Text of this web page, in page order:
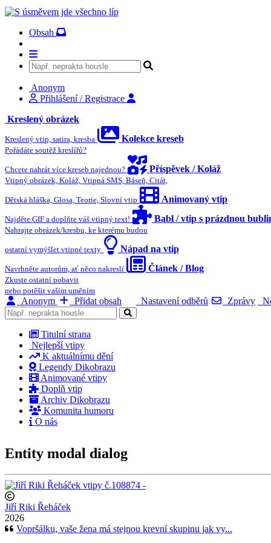
Obsah
Anonym
Přihlášení / Registrace
Kreslený obrázek
Kreslený vtip, satira, kresba Kolekce kreseb
Pořádáte soutěž kreslířů?
Chcete nahrát více kreseb najednou? Příspěvek / Koláž
Vtipný obrázek, Koláž, Vtipná SMS, Báseň, Citát,
Dětská hláška, Glosa, Teorie, Slovní vtip Animovaný vtip
Najděte GIF a doplňte váš vtipný text! Babl / vtip s prázdnou
Nahrajte obrázek/kresbu, ke kterému budou
ostatní vymýšlet vtipné texty Nápad na vtip
Navrhněte autorům, ať něco nakreslí Článek / Blog
Zkuste ostatní pobavit
nebo potěšit vašim uměním
Anonym Přidat obsah Nastavení odběrů Zprávy
Titulní strana
Nejlepší vtipy
K aktuálnímu dění
Legendy Dikobrazu
Animované vtipy
Doplň vtip
Archiv Dikobrazu
Komunita humoru
O nás
Entity modal dialog
Jiří Riki Řeháček
2026
Vopršálku, vaše žena má stejnou krevní skupinu jak vy...